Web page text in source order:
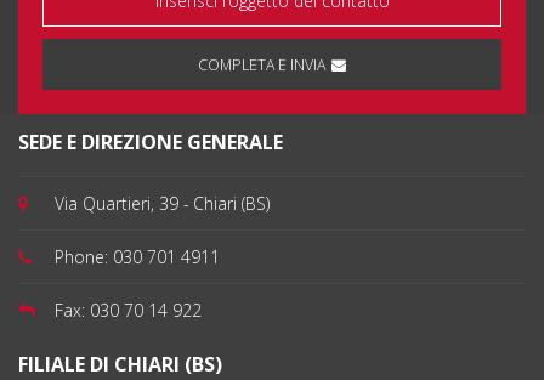
COMPLETA E INVIA
SEDE E DIREZIONE GENERALE
Via Quartieri, 39 - Chiari (BS)
Phone: 030 701 4911
Fax: 030 70 14 922
FILIALE DI CHIARI (BS)